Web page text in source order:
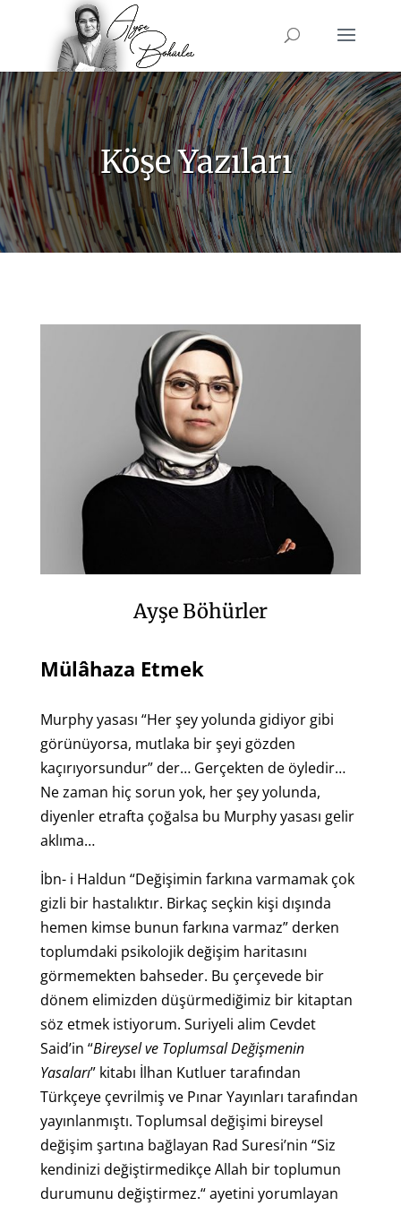
Köşe Yazıları
Ayşe Böhürler
Mülâhaza Etmek
Murphy yasası “Her şey yolunda gidiyor gibi
görünüyorsa, mutlaka bir şeyi gözden
kaçırıyorsundur” der… Gerçekten de öyledir…
Ne zaman hiç sorun yok, her şey yolunda,
diyenler etrafta çoğalsa bu Murphy yasası gelir
aklıma…
İbn- i Haldun “Değişimin farkına varmamak çok
gizli bir hastalıktır. Birkaç seçkin kişi dışında
hemen kimse bunun farkına varmaz” derken
toplumdaki psikolojik değişim haritasını
görmemekten bahseder. Bu çerçevede bir
dönem elimizden düşürmediğimiz bir kitaptan
söz etmek istiyorum. Suriyeli alim Cevdet
Said’in “Bireysel ve Toplumsal Değişmenin
Yasaları” kitabı İlhan Kutluer tarafından
Türkçeye çevrilmiş ve Pınar Yayınları tarafından
yayınlanmıştı. Toplumsal değişimi bireysel
değişim şartına bağlayan Rad Suresi’nin “Siz
kendinizi değiştirmedikçe Allah bir toplumun
durumunu değiştirmez.“ ayetini yorumlayan